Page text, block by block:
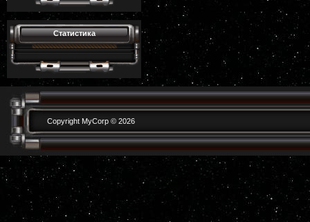
Статистика
Copyright MyCorp © 2026